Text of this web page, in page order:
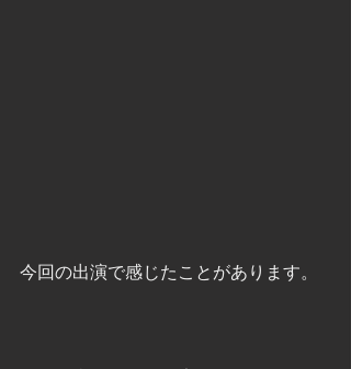
今回の出演で感じたことがあります。